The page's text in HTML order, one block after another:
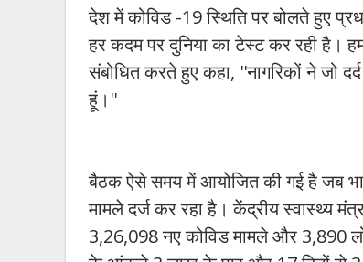
देश में कोविड -19 स्थिति पर बोलते हुए
हर कदम पर दुनिया का टेस्ट कर रही है।
संबोधित करते हुए कहा, ''नागरिकों ने जो
हूं।''
बैठक ऐसे समय में आयोजित की गई है जब
मामले दर्ज कर रहा है। केंद्रीय स्वास्थ्य
3,26,098 नए कोविड मामले और 3,890